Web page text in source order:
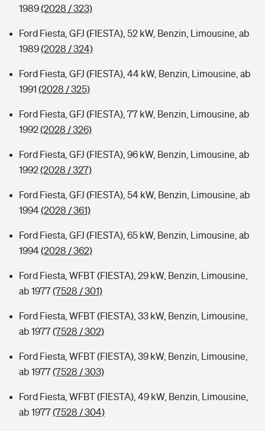
1989(2028 / 323)
Ford Fiesta, GFJ (FIESTA), 52 kW, Benzin, Limousine, ab
1989(2028 / 324)
Ford Fiesta, GFJ (FIESTA), 44 kW, Benzin, Limousine, ab
1991 (2028 / 325)
Ford Fiesta, GFJ (FIESTA), 77 kW, Benzin, Limousine, ab
1992(2028 / 326)
Ford Fiesta, GFJ (FIESTA), 96 kW, Benzin, Limousine, ab
1992(2028 / 327)
Ford Fiesta, GFJ (FIESTA), 54 kW, Benzin, Limousine, ab
1994(2028 / 361)
Ford Fiesta, GFJ (FIESTA), 65 kW, Benzin, Limousine, ab
1994(2028 / 362)
Ford Fiesta, WFBT (FIESTA), 29 kW, Benzin, Limousine,
ab 1977(7528 / 301)
Ford Fiesta, WFBT (FIESTA), 33 kW, Benzin, Limousine,
ab 1977(7528 / 302)
Ford Fiesta, WFBT (FIESTA), 39 kW, Benzin, Limousine,
ab 1977(7528 / 303)
Ford Fiesta, WFBT (FIESTA), 49 kW, Benzin, Limousine,
ab 1977(7528 / 304)